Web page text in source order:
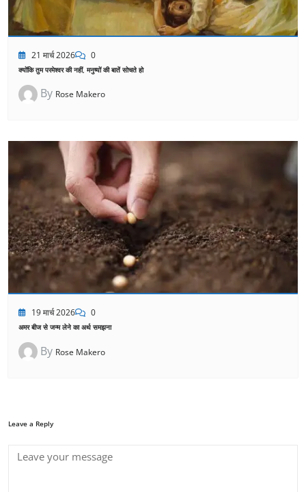
21 मार्च 2026 0
क्योंकि तुम परमेश्वर की नहीं, मनुष्यों की बातें सोचते हो
By Rose Makero
19 मार्च 2026 0
अमर बीज से जन्म लेने का अर्थ समझना
By Rose Makero
Leave a Reply